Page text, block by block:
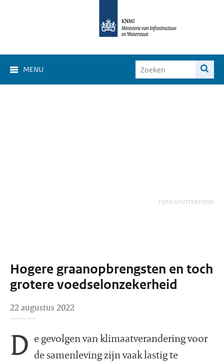
MENU
FOTO:SHUTTERSTOCK
Hogere graanopbrengsten en toch
grotere voedselonzekerheid
22 augustus 2022
D e gevolgen van klimaatverandering voor
de samenleving zijn vaak lastig te